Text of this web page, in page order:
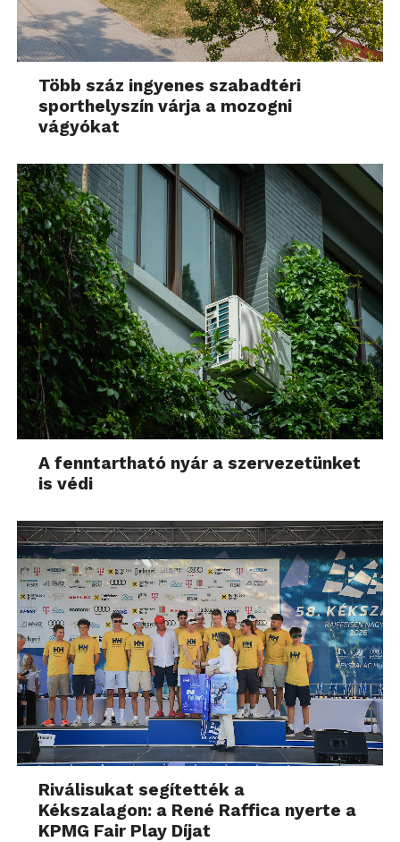
Több száz ingyenes szabadtéri
sporthelyszín várja a mozogni
vágyókat
A fenntartható nyár a szervezetünket
is védi
Riválisukat segítették a
Kékszalagon: a René Raffica nyerte a
KPMG Fair Play Díjat